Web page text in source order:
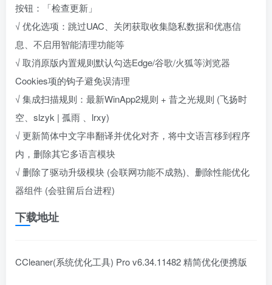
按钮：「检查更新」
√ 优化选项：跳过UAC、关闭获取收集隐私数据和优惠信
息、不启用智能清理功能等
√ 取消原版内置规则默认勾选Edge/谷歌/火狐等浏览器
Cookies项的钩子避免误清理
√ 集成扫描规则：最新WinApp2规则 + 昔之光规则 (飞扬时
空、slzyk | 孤雨 、lrxy)
√ 更新简体中文字串翻译并优化对齐，将中文语言移到程序
内，删除其它多语言模块
√ 删除了驱动升级模块 (会联网功能不成熟)、删除性能优化
器组件 (会驻留后台进程)
下载地址
CCleaner(系统优化工具) Pro v6.34.11482 精简优化便携版